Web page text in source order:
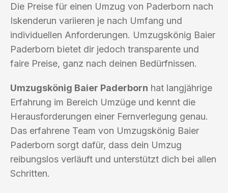
Die Preise für einen Umzug von Paderborn nach
Iskenderun variieren je nach Umfang und
individuellen Anforderungen. Umzugskönig Baier
Paderborn bietet dir jedoch transparente und
faire Preise, ganz nach deinen Bedürfnissen.
Umzugskönig Baier Paderborn hat langjährige
Erfahrung im Bereich Umzüge und kennt die
Herausforderungen einer Fernverlegung genau.
Das erfahrene Team von Umzugskönig Baier
Paderborn sorgt dafür, dass dein Umzug
reibungslos verläuft und unterstützt dich bei allen
Schritten.